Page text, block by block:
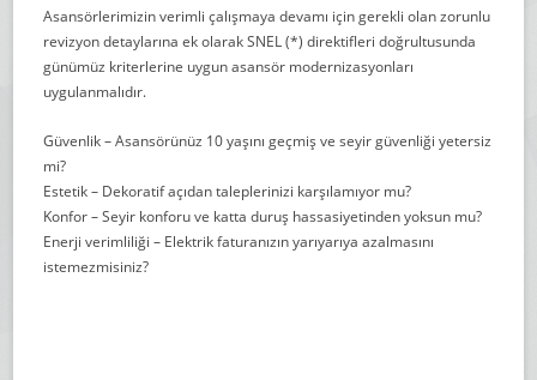
Asansörlerimizin verimli çalışmaya devamı için gerekli olan zorunlu
revizyon detaylarına ek olarak SNEL (*) direktifleri doğrultusunda
günümüz kriterlerine uygun asansör modernizasyonları
uygulanmalıdır.
Güvenlik – Asansörünüz 10 yaşını geçmiş ve seyir güvenliği yetersiz
mi?
Estetik – Dekoratif açıdan taleplerinizi karşılamıyor mu?
Konfor – Seyir konforu ve katta duruş hassasiyetinden yoksun mu?
Enerji verimliliği – Elektrik faturanızın yarıyarıya azalmasını
istemezmisiniz?